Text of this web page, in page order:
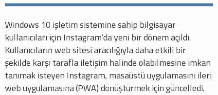
Windows 10 işletim sistemine sahip bilgisayar
kullanıcıları için Instagram’da yeni bir dönem açıldı.
Kullanıcıların web sitesi aracılığıyla daha etkili bir
şekilde karşı tarafla iletişim halinde olabilmesine imkan
tanımak isteyen Instagram, masaüstü uygulamasını ileri
web uygulamasına (PWA) dönüştürmek için güncelledi.